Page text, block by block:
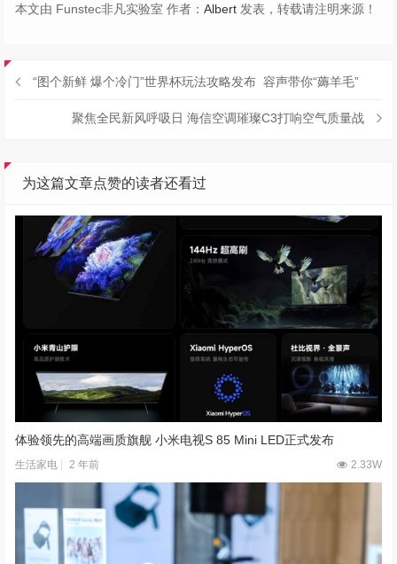
本文由 Funstec非凡实验室 作者：Albert 发表，转载请注明来源！
“图个新鲜 爆个冷门”世界杯玩法攻略发布 容声带你“薅羊毛”
聚焦全民新风呼吸日 海信空调璀璨C3打响空气质量战
为这篇文章点赞的读者还看过
体验领先的高端画质旗舰 小米电视S 85 Mini LED正式发布
生活家电 2 年前 2.33W